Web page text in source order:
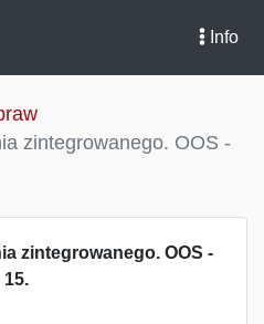
Info
zintegrowanego. OOS -
zintegrowanego. OOS -
15.